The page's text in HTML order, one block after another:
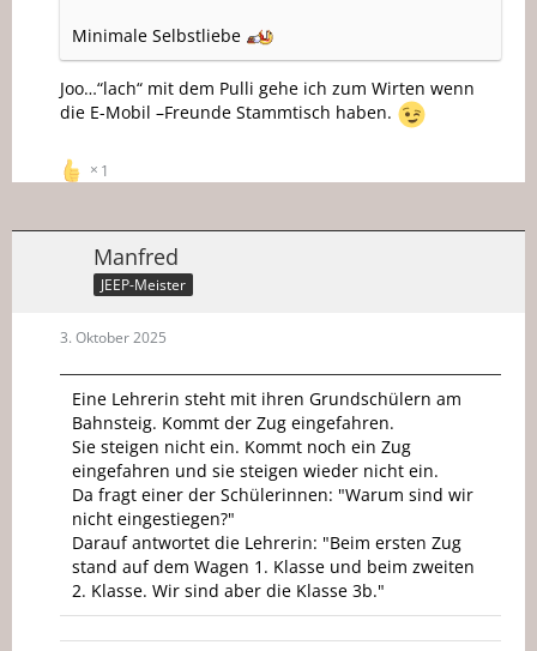
Minimale Selbstliebe
Joo…“lach“ mit dem Pulli gehe ich zum Wirten wenn
die E-Mobil –Freunde Stammtisch haben.
1
Manfred
JEEP-Meister
3. Oktober 2025
Eine Lehrerin steht mit ihren Grundschülern am
Bahnsteig. Kommt der Zug eingefahren.
Sie steigen nicht ein. Kommt noch ein Zug
eingefahren und sie steigen wieder nicht ein.
Da fragt einer der Schülerinnen: "Warum sind wir
nicht eingestiegen?"
Darauf antwortet die Lehrerin: "Beim ersten Zug
stand auf dem Wagen 1. Klasse und beim zweiten
2. Klasse. Wir sind aber die Klasse 3b."